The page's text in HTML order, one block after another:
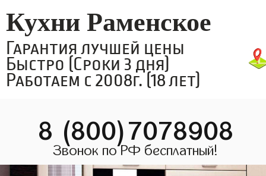
Кухни Раменское
Гарантия лучшей цены
Быстро (Сроки 3 дня)
Работаем с 2008г. (18 лет)
8 (800)7078908
Звонок по РФ бесплатный!